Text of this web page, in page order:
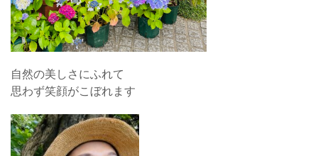
自然の美しさにふれて
思わず笑顔がこぼれます